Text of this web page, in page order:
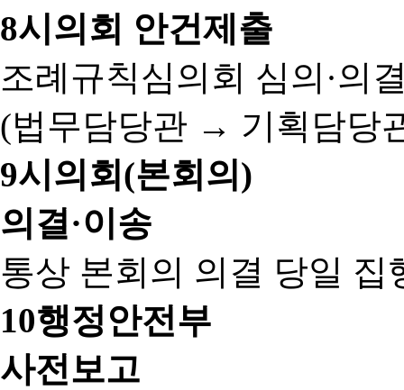
8시의회 안건제출
조례규칙심의회 심의·의
(법무담당관 → 기획담당
9시의회(본회의)
의결·이송
통상 본회의 의결 당일 집
10행정안전부
사전보고